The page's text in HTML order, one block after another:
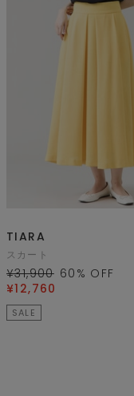
TIARA
スカート
¥31,900 60 % OFF
¥12,760
SALE